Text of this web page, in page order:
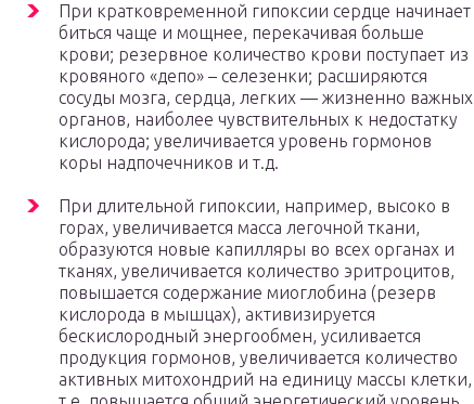
При кратковременной гипоксии сердце начинает
биться чаще и мощнее, перекачивая больше
крови; резервное количество крови поступает из
кровяного «депо» – селезенки; расширяются
сосуды мозга, сердца, легких — жизненно важных
органов, наиболее чувствительных к недостатку
кислорода; увеличивается уровень гормонов
коры надпочечников и т.д.
При длительной гипоксии, например, высоко в
горах, увеличивается масса легочной ткани,
образуются новые капилляры во всех органах и
тканях, увеличивается количество эритроцитов,
повышается содержание миоглобина (резерв
кислорода в мышцах), активизируется
бескислородный энергообмен, усиливается
продукция гормонов, увеличивается количество
активных митохондрий на единицу массы клетки,